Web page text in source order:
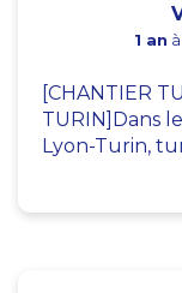
1 an
[CHANTIER
TURIN]Dans
Lyon-Turin,